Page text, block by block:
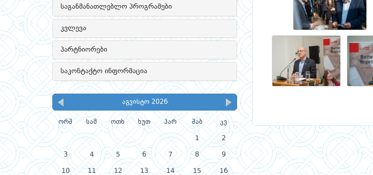
საგანმანათლებლო პროგრამები
კვლევა
პარტნიორები
საკონტაქტო ინფორმაცია
აგვისტო 2026
ორშ სამ ოთხ ხუთ პარ შაბ კვ
1 2
3 4 5 6 7 8 9
10 11 12 13 14 15 16